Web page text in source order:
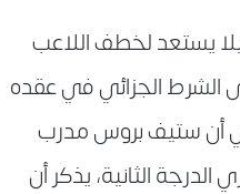
يستعد لخطف اللاعب
الجزائي في عقده
أن ستيف بروس مدرب
الثانية، يذكر أن